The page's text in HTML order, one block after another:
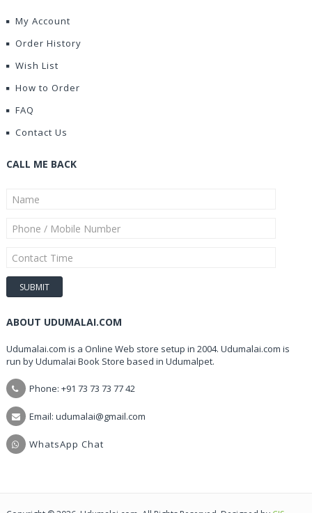
My Account
Order History
Wish List
How to Order
FAQ
Contact Us
CALL ME BACK
ABOUT UDUMALAI.COM
Udumalai.com is a Online Web store setup in 2004. Udumalai.com is
run by Udumalai Book Store based in Udumalpet.
Phone: +91 73 73 73 77 42
Email: udumalai@gmail.com
WhatsApp Chat